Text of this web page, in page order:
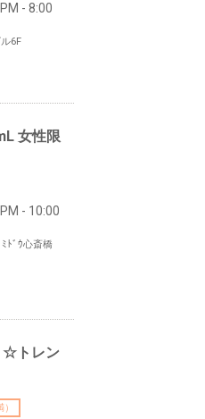
- 8:00
6F
女性限
- 10:00
ﾄﾞｳ心斎橋
☆トレン